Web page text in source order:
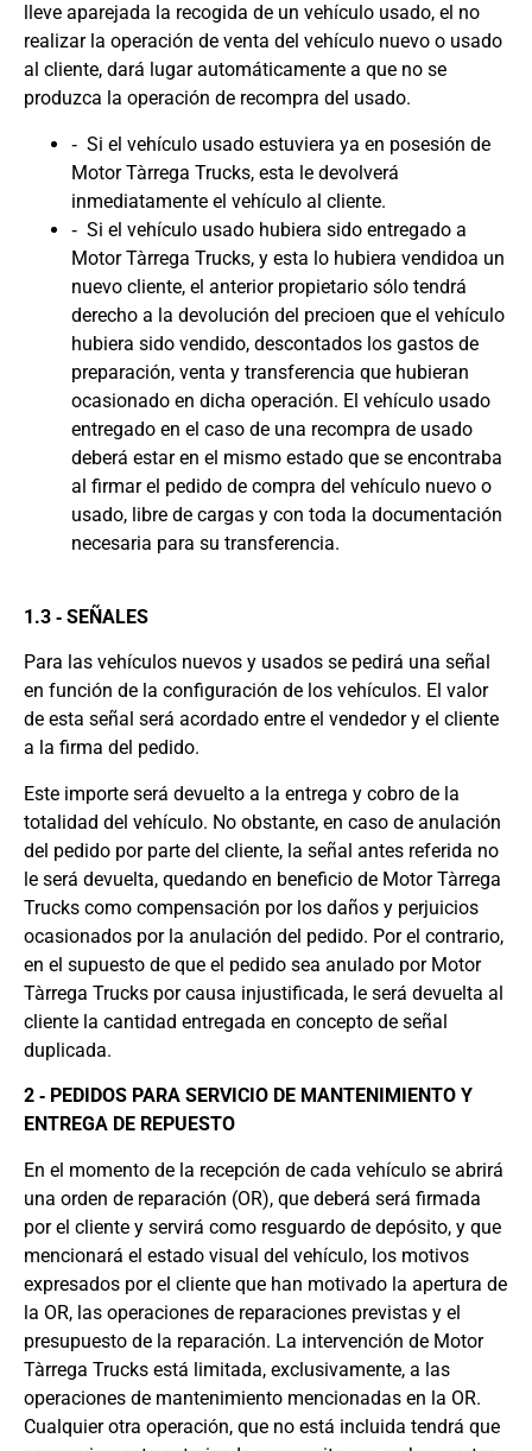
lleve aparejada la recogida de un vehículo usado, el no
realizar la operación de venta del vehículo nuevo o usado
al cliente, dará lugar automáticamente a que no se
produzca la operación de recompra del usado.
‐ Si el vehículo usado estuviera ya en posesión de
Motor Tàrrega Trucks, esta le devolverá
inmediatamente el vehículo al cliente.
‐ Si el vehículo usado hubiera sido entregado a
Motor Tàrrega Trucks, y esta lo hubiera vendidoa un
nuevo cliente, el anterior propietario sólo tendrá
derecho a la devolución del precioen que el vehículo
hubiera sido vendido, descontados los gastos de
preparación, venta y transferencia que hubieran
ocasionado en dicha operación. El vehículo usado
entregado en el caso de una recompra de usado
deberá estar en el mismo estado que se encontraba
al firmar el pedido de compra del vehículo nuevo o
usado, libre de cargas y con toda la documentación
necesaria para su transferencia.
1.3 ‐ SEÑALES
Para las vehículos nuevos y usados se pedirá una señal
en función de la configuración de los vehículos. El valor
de esta señal será acordado entre el vendedor y el cliente
a la firma del pedido.
Este importe será devuelto a la entrega y cobro de la
totalidad del vehículo. No obstante, en caso de anulación
del pedido por parte del cliente, la señal antes referida no
le será devuelta, quedando en beneficio de Motor Tàrrega
Trucks como compensación por los daños y perjuicios
ocasionados por la anulación del pedido. Por el contrario,
en el supuesto de que el pedido sea anulado por Motor
Tàrrega Trucks por causa injustificada, le será devuelta al
cliente la cantidad entregada en concepto de señal
duplicada.
2 ‐ PEDIDOS PARA SERVICIO DE MANTENIMIENTO Y
ENTREGA DE REPUESTO
En el momento de la recepción de cada vehículo se abrirá
una orden de reparación (OR), que deberá será firmada
por el cliente y servirá como resguardo de depósito, y que
mencionará el estado visual del vehículo, los motivos
expresados por el cliente que han motivado la apertura de
la OR, las operaciones de reparaciones previstas y el
presupuesto de la reparación. La intervención de Motor
Tàrrega Trucks está limitada, exclusivamente, a las
operaciones de mantenimiento mencionadas en la OR.
Cualquier otra operación, que no está incluida tendrá que